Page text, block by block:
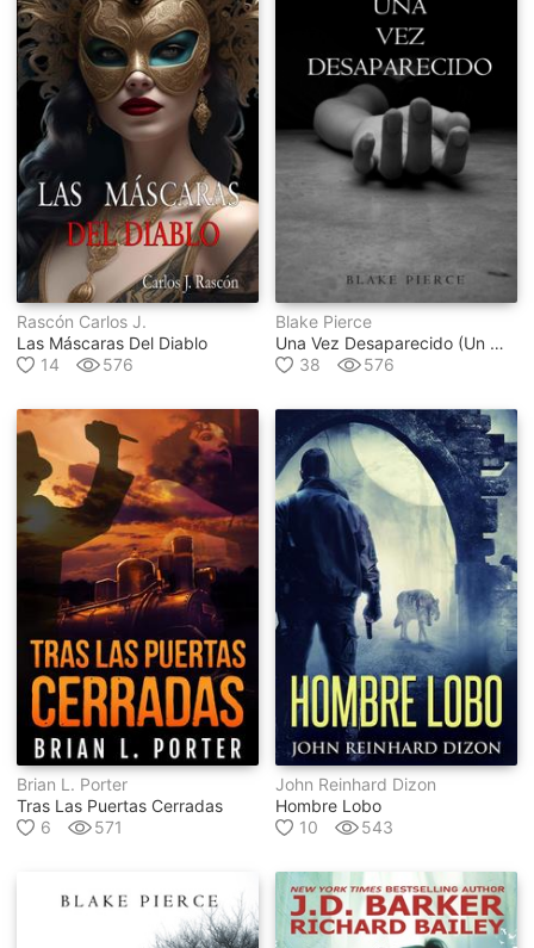
Rascón Carlos J.
Las Máscaras Del Diablo
14
576
Blake Pierce
Una Vez Desaparecido (un Misterio De Riley Paige - Libro 1)
38
576
Brian L. Porter
Tras Las Puertas Cerradas
6
571
John Reinhard Dizon
Hombre Lobo
10
543